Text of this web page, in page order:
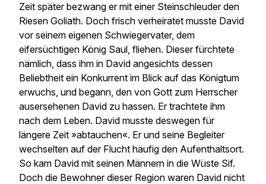
Zeit später bezwang er mit einer Steinschleuder den
Riesen Goliath. Doch frisch verheiratet musste David
vor seinem eigenen Schwiegervater, dem
eifersüchtigen König Saul, fliehen. Dieser fürchtete
nämlich, dass ihm in David angesichts dessen
Beliebtheit ein Konkurrent im Blick auf das Königtum
erwuchs, und begann, den von Gott zum Herrscher
ausersehenen David zu hassen. Er trachtete ihm
nach dem Leben. David musste deswegen für
längere Zeit »abtauchen«. Er und seine Begleiter
wechselten auf der Flucht häufig den Aufenthaltsort.
So kam David mit seinen Männern in die Wüste Sif.
Doch die Bewohner dieser Region waren David nicht